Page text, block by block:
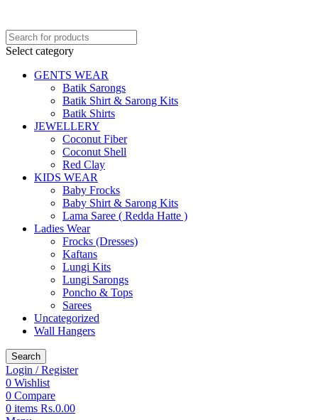
Select category
GENTS WEAR
Batik Sarongs
Batik Shirt & Sarong Kits
Batik Shirts
JEWELLERY
Coconut Fiber
Coconut Shell
Red Clay
KIDS WEAR
Baby Frocks
Baby Shirt & Sarong Kits
Lama Saree ( Redda Hatte )
Ladies Wear
Frocks (Dresses)
Kaftans
Lungi Kits
Lungi Sarongs
Poncho & Tops
Sarees
Uncategorized
Wall Hangers
Search
Login / Register
0 Wishlist
0 Compare
0 items Rs.0.00